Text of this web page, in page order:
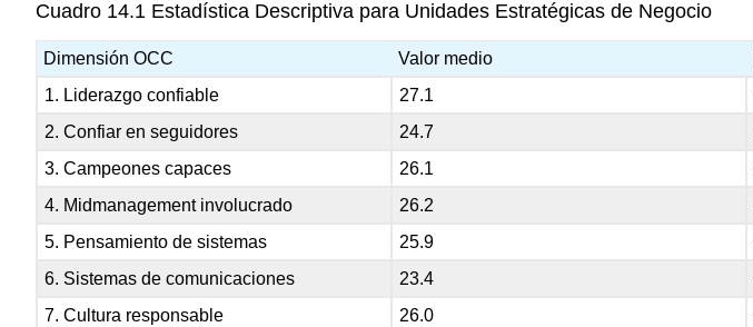
Cuadro 14.1 Estadística Descriptiva para Unidades Estratégicas de Negocio
Dimensión OCC Valor medio
1. Liderazgo confiable
27.1
2. Confiar en seguidores
24.7
3. Campeones capaces
26.1
4. Midmanagement involucrado
26.2
5. Pensamiento de sistemas
25.9
6. Sistemas de comunicaciones
23.4
7. Cultura responsable
26.0